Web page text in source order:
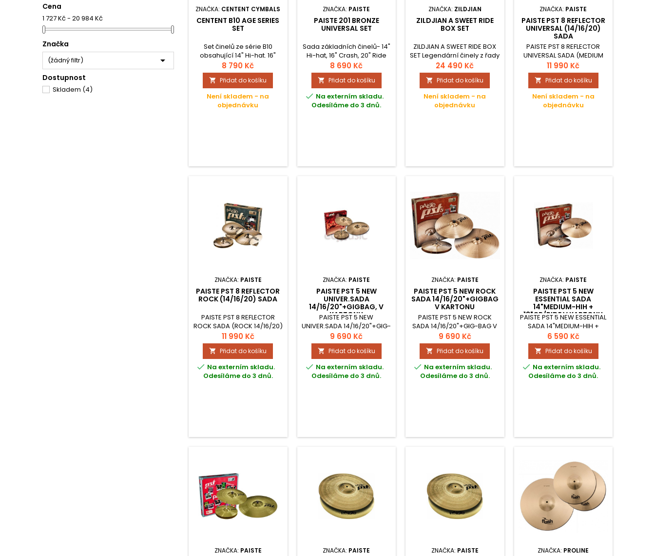
Cena
1 727 Kč - 20 984 Kč
Značka
(žádný filtr) 
Dostupnost
Skladem (4)
ZNAČKA: CENTENT CYMBALS
CENTENT B10 AGE SERIES
SET
Set činelů ze série B10
obsahující 14" Hi-hat. 16"
Crash, 18" Crash, 20" Ride,
skvěle vyvážený a
vybavený. Nadstandardní
zvukové vlastnosti.
8 790 Kč
 Přidat do košíku
Není skladem - na
objednávku
ZNAČKA: PAISTE
PAISTE 201 BRONZE
UNIVERSAL SET
Sada základních činelů- 14"
Hi-hat, 16" Crash, 20" Ride
8 690 Kč
 Přidat do košíku
 Na externím skladu.
Odesíláme do 3 dnů.
ZNAČKA: ZILDJIAN
ZILDJIAN A SWEET RIDE
BOX SET
ZILDJIAN A SWEET RIDE BOX
SET Legendární činely z řady
A jsou známy svou
verzatilitou, od super
tenkých a…
24 490 Kč
 Přidat do košíku
Není skladem - na
objednávku
ZNAČKA: PAISTE
PAISTE PST 8 REFLECTOR
UNIVERSAL (14/16/20)
SADA
PAISTE PST 8 REFLECTOR
UNIVERSAL SADA (MEDIUM
14/16/20) v kartonu
11 990 Kč
 Přidat do košíku
Není skladem - na
objednávku
ZNAČKA: PAISTE
PAISTE PST 8 REFLECTOR
ROCK (14/16/20) SADA
PAISTE PST 8 REFLECTOR
ROCK SADA (ROCK 14/16/20)
v kartonu
11 990 Kč
 Přidat do košíku
 Na externím skladu.
Odesíláme do 3 dnů.
ZNAČKA: PAISTE
PAISTE PST 5 NEW
UNIVER.SADA
14/16/20"+GIGBAG, V
KARTONU
PAISTE PST 5 NEW
UNIVER.SADA 14/16/20"+GIG-
BAG V KARTONU
9 690 Kč
 Přidat do košíku
 Na externím skladu.
Odesíláme do 3 dnů.
ZNAČKA: PAISTE
PAISTE PST 5 NEW ROCK
SADA 14/16/20"+GIGBAG
V KARTONU
PAISTE PST 5 NEW ROCK
SADA 14/16/20"+GIG-BAG V
KARTONU
9 690 Kč
 Přidat do košíku
 Na externím skladu.
Odesíláme do 3 dnů.
ZNAČKA: PAISTE
PAISTE PST 5 NEW
ESSENTIAL SADA
14"MEDIUM-HIH +
18"CR/RIDE V KARTONU
PAISTE PST 5 NEW ESSENTIAL
SADA 14"MEDIUM-HIH +
18"CR/RIDE V KARTONU
6 590 Kč
 Přidat do košíku
 Na externím skladu.
Odesíláme do 3 dnů.
ZNAČKA: PAISTE ZNAČKA: PAISTE ZNAČKA: PAISTE ZNAČKA: PROLINE